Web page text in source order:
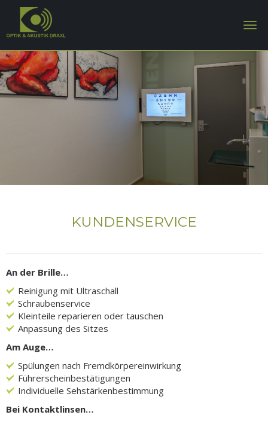
KUNDENSERVICE
An der Brille…
Reinigung mit Ultraschall
Schraubenservice
Kleinteile reparieren oder tauschen
Anpassung des Sitzes
Am Auge…
Spülungen nach Fremdkörpereinwirkung
Führerscheinbestätigungen
Individuelle Sehstärkenbestimmung
Bei Kontaktlinsen…